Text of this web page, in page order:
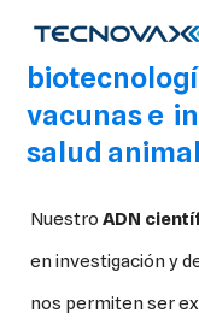
contenido
Somos una
vacunas e
salud
Nuestro ADN
en investigación y
nos permiten ser